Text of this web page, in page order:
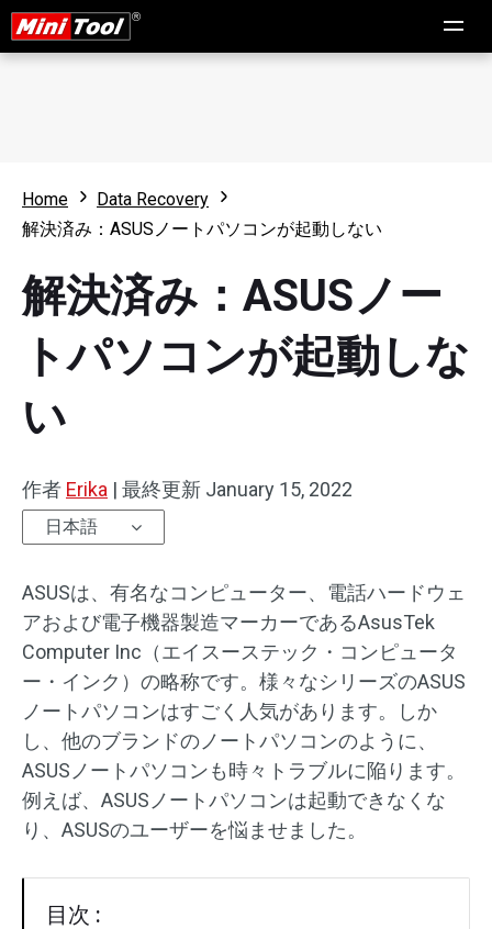
Home
Data Recovery
解決済み：ASUSノートパソコンが起動しない
解決済み：ASUSノー
トパソコンが起動しな
い
作者 Erika | 最終更新 January 15, 2022
日本語
ASUSは、有名なコンピューター、電話ハードウェ
アおよび電子機器製造マーカーであるAsusTek
Computer Inc（エイスーステック・コンピュータ
ー・インク）の略称です。様々なシリーズのASUS
ノートパソコンはすごく人気があります。しか
し、他のブランドのノートパソコンのように、
ASUSノートパソコンも時々トラブルに陥ります。
例えば、ASUSノートパソコンは起動できなくな
り、ASUSのユーザーを悩ませました。
目次 :